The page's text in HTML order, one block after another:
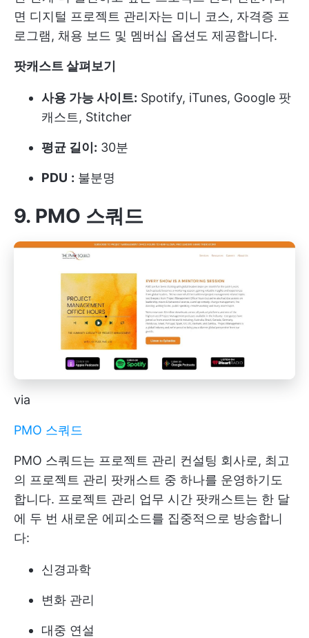
면 디지털 프로젝트 관리자는 미니 코스, 자격증 프
로그램, 채용 보드 및 멤버십 옵션도 제공합니다.
팟캐스트 살펴보기
사용 가능 사이트: Spotify, iTunes, Google 팟
캐스트, Stitcher
평균 길이: 30분
PDU : 불분명
9. PMO 스쿼드
via
PMO 스쿼드
PMO 스쿼드는 프로젝트 관리 컨설팅 회사로, 최고
의 프로젝트 관리 팟캐스트 중 하나를 운영하기도
합니다. 프로젝트 관리 업무 시간 팟캐스트는 한 달
에 두 번 새로운 에피소드를 집중적으로 방송합니
다:
신경과학
변화 관리
대중 연설